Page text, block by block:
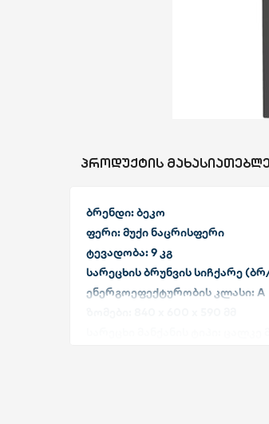
ფავორიტები
ᲞᲠᲝᲓᲣᲥᲢᲘᲡ
ბრენდი: ბეკო
ფერი: მუქი ნაცრისფერი
ტევადობა: 9 კგ
სარეცხის ბრუნვის სიჩქარე
ენერგოეფექტურობის კლასი: A